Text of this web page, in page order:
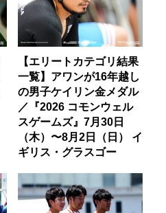
【エリートカテゴリ結果
一覧】アワンが16年越し
の男子ケイリン金メダル
／『2026 コモンウェル
スゲームズ』7月30日
（木）〜8月2日（日） イ
ギリス・グラスゴー